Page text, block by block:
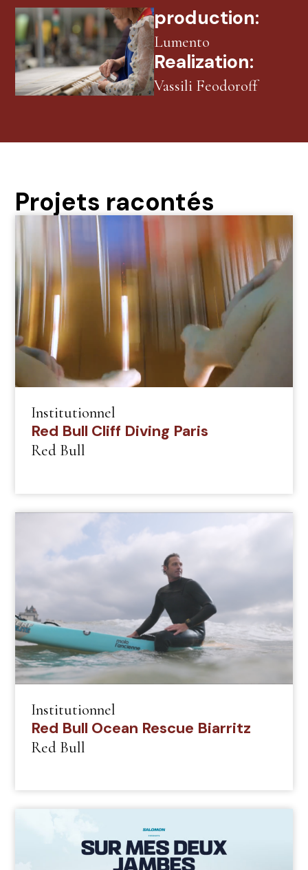
production:
Lumento
Realization:
Vassili Feodoroff
Projets racontés
Institutionnel
Red Bull Cliff Diving Paris
Red Bull
Institutionnel
Red Bull Ocean Rescue Biarritz
Red Bull